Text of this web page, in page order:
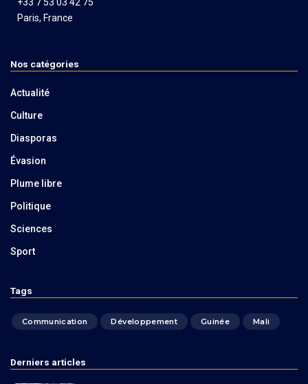
Paris, France
Nos catégories
Actualité
Culture
Diasporas
Évasion
Plume libre
Politique
Sciences
Sport
Tags
Communication Développement Guinée Mali
Derniers articles